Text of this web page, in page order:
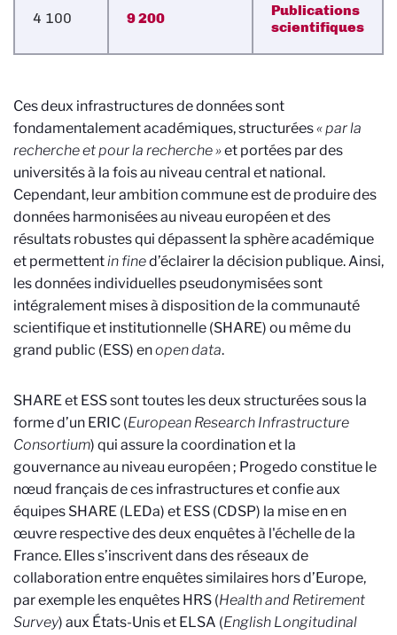
4 100 9 200
Publications
scientifiques
Ces deux infrastructures de données sont
fondamentalement académiques, structurées« par la
recherche et pour la recherche »et portées par des
universités à la fois au niveau central et national.
Cependant, leur ambition commune est de produire des
données harmonisées au niveau européen et des
résultats robustes qui dépassent la sphère académique
et permettentin fined’éclairer la décision publique. Ainsi,
les données individuelles pseudonymisées sont
intégralement mises à disposition de la communauté
scientifique et institutionnelle (SHARE) ou même du
grand public (ESS) enopen data.
SHARE et ESS sont toutes les deux structurées sous la
forme d’un ERIC (European Research Infrastructure
Consortium) qui assure la coordination et la
gouvernance au niveau européen ; Progedo constitue le
nœud français de ces infrastructures et confie aux
équipes SHARE (LEDa) et ESS (CDSP) la mise en en
œuvre respective des deux enquêtes à l'échelle de la
France. Elles s’inscrivent dans des réseaux de
collaboration entre enquêtes similaires hors d’Europe,
par exemple les enquêtes HRS (Health and Retirement
Survey) aux États-Unis et ELSA (English Longitudinal